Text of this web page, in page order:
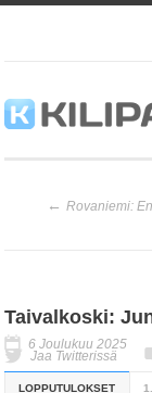
Rovaniemi:
Taivalkoski:
6 Joulukuu 2025
Jaa Twitterissä
LOPPUTULOKSET